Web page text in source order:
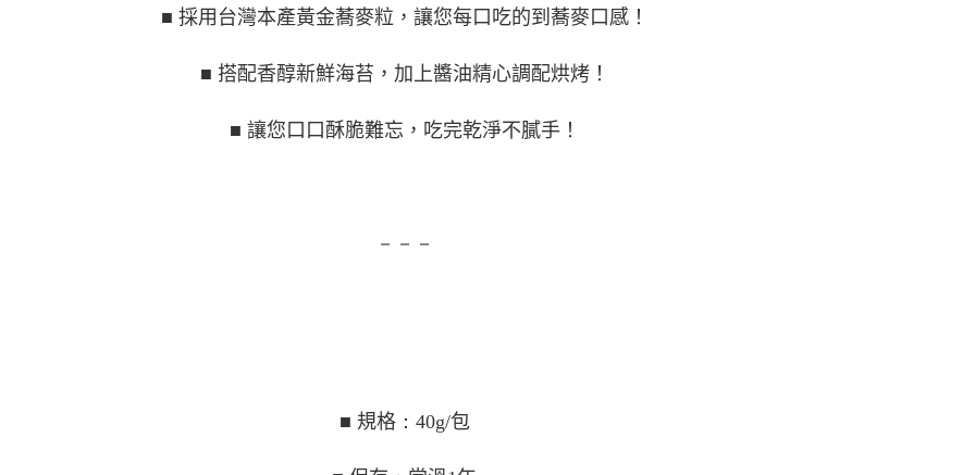
■ 採用台灣本產黃金蕎麥粒，讓您每口吃的到蕎麥口感！
■ 搭配香醇新鮮海苔，加上醬油精心調配烘烤！
■ 讓您口口酥脆難忘，吃完乾淨不膩手！
－－－
■ 規格：40g/包